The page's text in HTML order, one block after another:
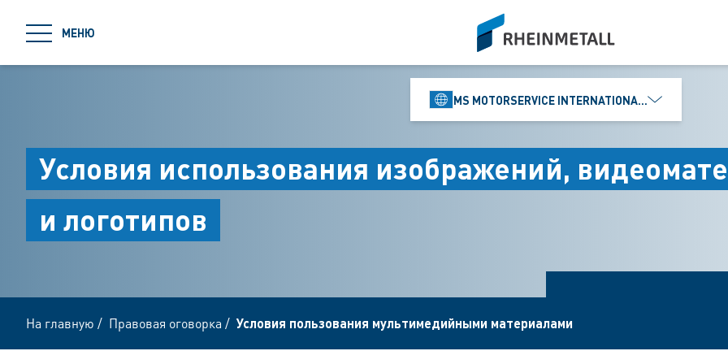
МЕНЮ
siteLogo
MS MOTORSERVICE INTERNATIONAL GMBH
Условия использования изображений,
и логотипов
На главную / Правовая оговорка / Условия пользования мультимедийными материалами